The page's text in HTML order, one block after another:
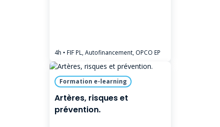
4h • FIF PL, Autofinancement, OPCO EP
Formation e-learning
Artères, risques et
prévention.